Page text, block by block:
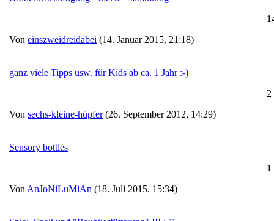
Von einszweidreidabei (14. Januar 2015, 21:18)
ganz viele Tipps usw. für Kids ab ca. 1 Jahr :-)
Von sechs-kleine-hüpfer(26. September 2012, 14:29)
2
Sensory bottles
Von AnJoNiLuMiAn (18. Juli 2015, 15:34)
1